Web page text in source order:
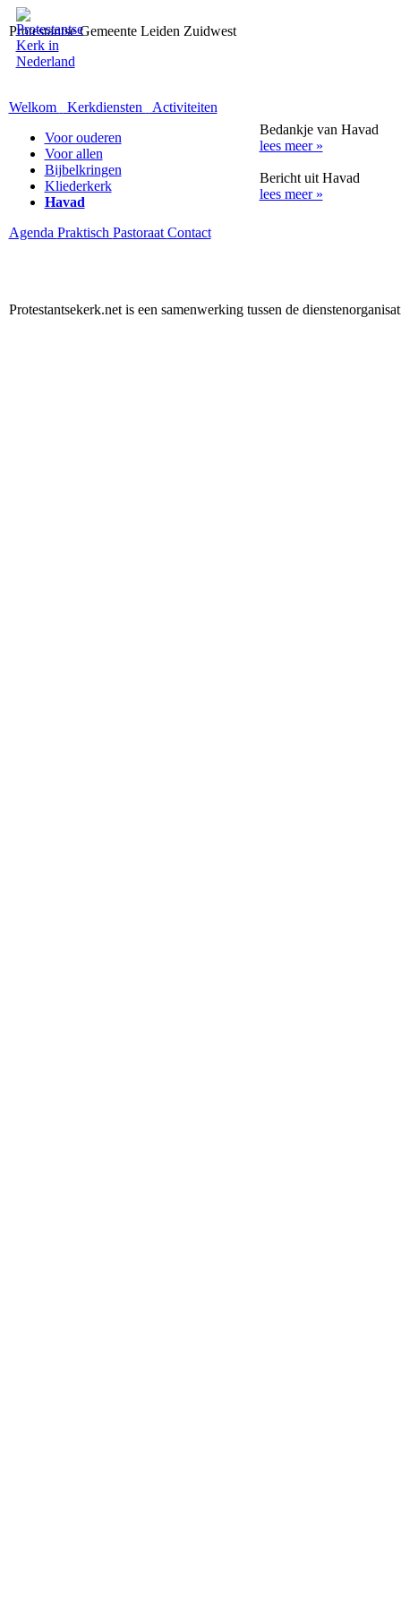
Protestantse Gemeente Leiden Zuidwest
Welkom Kerkdiensten
Activiteiten
Voor ouderen
Voor allen
Bijbelkringen
Kliederkerk
Havad
Agenda Praktisch Pastoraat Contact
Bedankje van Havad
lees meer »
Bericht uit Havad
lees meer »
Protestantsekerk.net is een samenwerking tussen de